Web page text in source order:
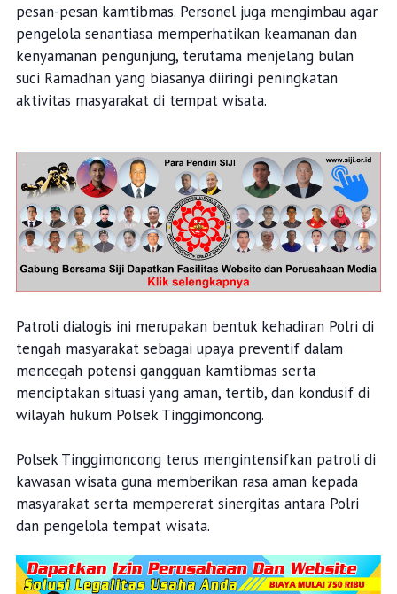
pesan-pesan kamtibmas. Personel juga mengimbau agar
pengelola senantiasa memperhatikan keamanan dan
kenyamanan pengunjung, terutama menjelang bulan
suci Ramadhan yang biasanya diiringi peningkatan
aktivitas masyarakat di tempat wisata.
Patroli dialogis ini merupakan bentuk kehadiran Polri di
tengah masyarakat sebagai upaya preventif dalam
mencegah potensi gangguan kamtibmas serta
menciptakan situasi yang aman, tertib, dan kondusif di
wilayah hukum Polsek Tinggimoncong.
Polsek Tinggimoncong terus mengintensifkan patroli di
kawasan wisata guna memberikan rasa aman kepada
masyarakat serta mempererat sinergitas antara Polri
dan pengelola tempat wisata.